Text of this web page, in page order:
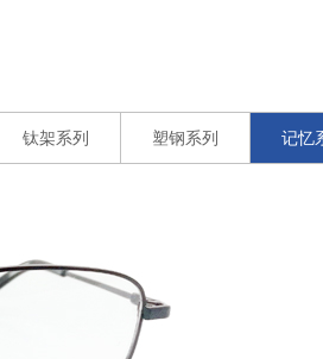
钛架系列 塑钢系列 记忆